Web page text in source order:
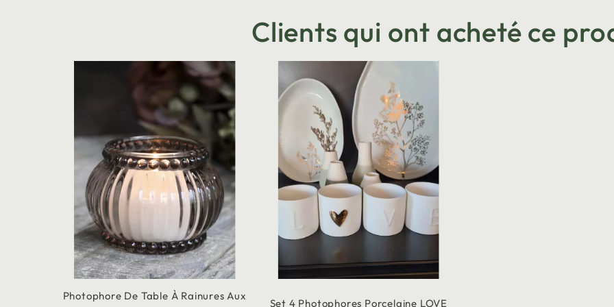
Clients qui ont acheté ce
Photophore De Table À Rainures Aux
Set 4 Photophores Porcelaine LOVE